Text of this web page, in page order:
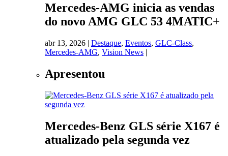
Mercedes-AMG inicia as vendas
do novo AMG GLC 53 4MATIC+
abr 13, 2026 | Destaque, Eventos, GLC-Class,
Mercedes-AMG, Vision News |
Apresentou
Mercedes-Benz GLS série X167 é
atualizado pela segunda vez